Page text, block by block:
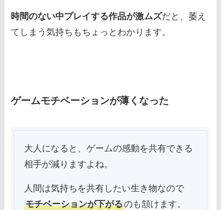
時間のない中プレイする作品が激ムズだと、萎え
てしまう気持ちもちょっとわかります。
ゲームモチベーションが薄くなった
大人になると、ゲームの感動を共有できる
相手が減りますよね。
人間は気持ちを共有したい生き物なので
モチベーションが下がるのも頷けます。